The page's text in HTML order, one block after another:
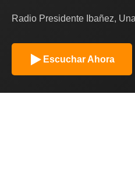
Radio Presidente Ibañez,
Escuchar Ahora